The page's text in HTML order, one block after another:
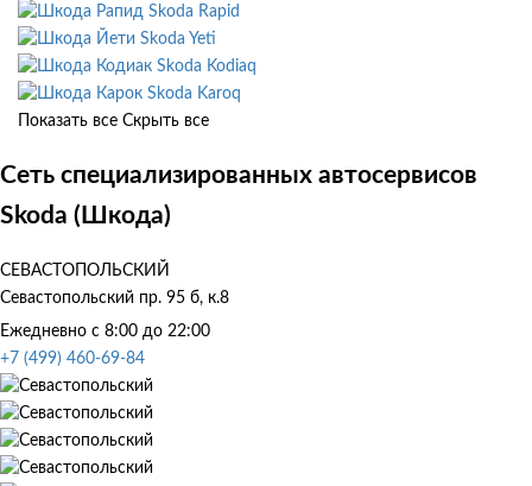
Skoda Rapid
Skoda Yeti
Skoda Kodiaq
Skoda Karoq
Показать все Скрыть все
Сеть специализированных автосервисов
Skoda (Шкода)
СЕВАСТОПОЛЬСКИЙ
Севастопольский пр. 95 б, к.8
Ежедневно с 8:00 до 22:00
+7 (499) 460-69-84